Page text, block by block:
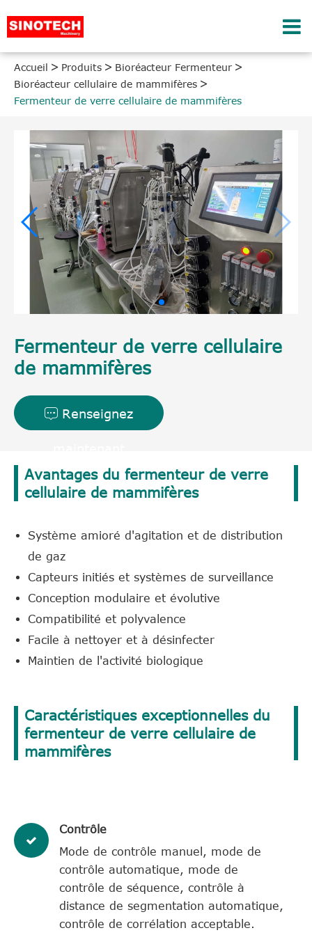
Accueil Produits
Bioréacteur Fermenteur
Bioréacteur cellulaire de mammifères
Fermenteur de verre cellulaire de mammifères
Fermenteur de verre cellulaire
de mammifères
 Renseignez
Avantages du fermenteur de verre
cellulaire de mammifères
Système amioré d'agitation et de distribution
de gaz
Capteurs initiés et systèmes de surveillance
Conception modulaire et évolutive
Compatibilité et polyvalence
Facile à nettoyer et à désinfecter
Maintien de l'activité biologique
Caractéristiques exceptionnelles du
fermenteur de verre cellulaire de
mammifères
Contrôle
Mode de contrôle manuel, mode de
contrôle automatique, mode de
contrôle de séquence, contrôle à
distance de segmentation automatique,
contrôle de corrélation acceptable.